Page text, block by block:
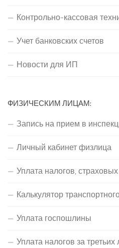
Контрольно-кассовая
Учет банковских счетов
Новости для ИП
ФИЗИЧЕСКИМ ЛИЦАМ:
Запись на прием в
Личный кабинет физлица
Уплата налогов,
Калькулятор
Уплата госпошлины
Уплата налогов за третьих